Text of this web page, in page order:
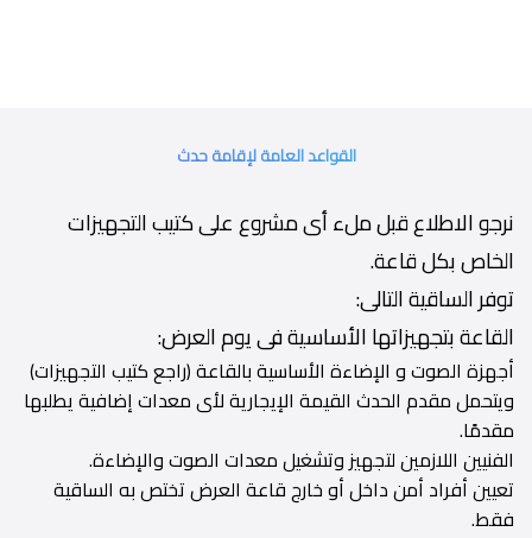
القواعد العامة لإقامة حدث
نرجو الاطلاع قبل ملء أى مشروع على كتيب التجهيزات
الخاص بكل قاعة.
توفر الساقية التالى:
القاعة بتجهيزاتها الأساسية فى يوم العرض:
أجهزة الصوت و الإضاءة الأساسية بالقاعة (راجع كتيب التجهيزات)
ويتحمل مقدم الحدث القيمة الإيجارية لأى معدات إضافية يطلبها
مقدمًا.
الفنيين اللازمين لتجهيز وتشغيل معدات الصوت والإضاءة.
تعيين أفراد أمن داخل أو خارج قاعة العرض تختص به الساقية
فقط.